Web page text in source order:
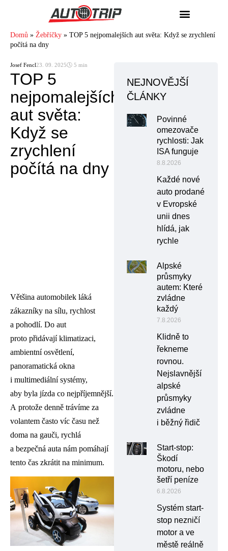
Domů » Žebříčky » TOP 5 nejpomalejších aut světa: Když se zrychlení
počítá na dny
Josef Fencl23. 09. 2025🕓 5 min
TOP 5
nejpomalejších
aut světa:
Když se
zrychlení
počítá na dny
Většina automobilek láká
zákazníky na sílu, rychlost
a pohodlí. Do aut
proto přidávají klimatizaci,
ambientní osvětlení,
panoramatická okna
i multimediální systémy,
aby byla jízda co nejpříjemnější.
A protože denně trávíme za
volantem často víc času než
doma na gauči, rychlá
a bezpečná auta nám pomáhají
tento čas zkrátit na minimum.
NEJNOVĚJŠÍ
ČLÁNKY
Povinné
omezovače
rychlosti: Jak
ISA funguje
8.8.2026
Každé nové
auto prodané
v Evropské
unii dnes
hlídá, jak
rychle
Alpské
průsmyky
autem: Které
zvládne
každý
7.8.2026
Klidně to
řekneme
rovnou.
Nejslavnější
alpské
průsmyky
zvládne
i běžný řidič
Start-stop:
Škodí
motoru, nebo
šetří peníze
6.8.2026
Systém start-
stop nezničí
motor a ve
městě reálně